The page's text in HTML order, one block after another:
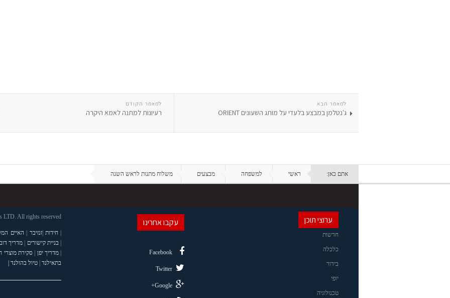
למאמר הקודם
רעיונות למתנה לאמא היקרה
למאמר הבא
ג'נטלמן במבצע בלעדי על מותג השעונים ORIENT
אתם כאן: ראשי למשפחה מבצעים משלוח מתנות לראש השנה
ערוצי תוכן
חדשות
כלכלה
בידור
יופי
טכנולוגיה
עקבו אחרינו
Facebook
Twitter
Google+
LTD. All rights reserved
חידות|זנזיבר האיים
בניית קישורים |מדריך
מדריך יפן |סקירת
בתאילנד| טיול בהולנד |